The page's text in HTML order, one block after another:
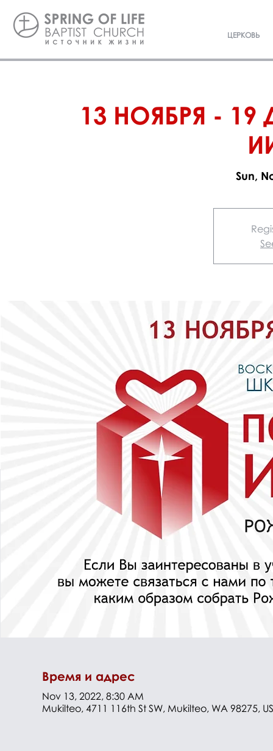
ЦЕРКОВЬ
13 НОЯБРЯ -
Sun,
Время и адрес
Nov 13, 2022, 8:30 AM
Mukilteo, 4711 116th St SW, Mukilteo, WA 98275,